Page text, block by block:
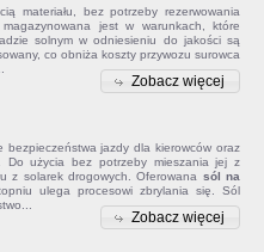
materiału, bez potrzeby rezerwowania
jest w warunkach, które
solnym w odniesieniu do jakości są
co obniża koszty przywozu surowca
Zobacz więcej
bezpieczeństwa jazdy dla kierowców oraz
Do użycia bez potrzeby mieszania jej z
z solarek drogowych. Oferowana sól na
ulega procesowi zbrylania się. Sól
Zobacz więcej